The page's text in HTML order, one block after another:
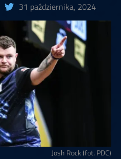
31 października, 2024
Josh Rock (fot. PDC)